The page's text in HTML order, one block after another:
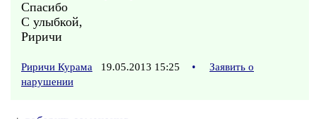
Спасибо
С улыбкой,
Риричи
Риричи Курама 19.05.2013 15:25 •
Заявить о
нарушении